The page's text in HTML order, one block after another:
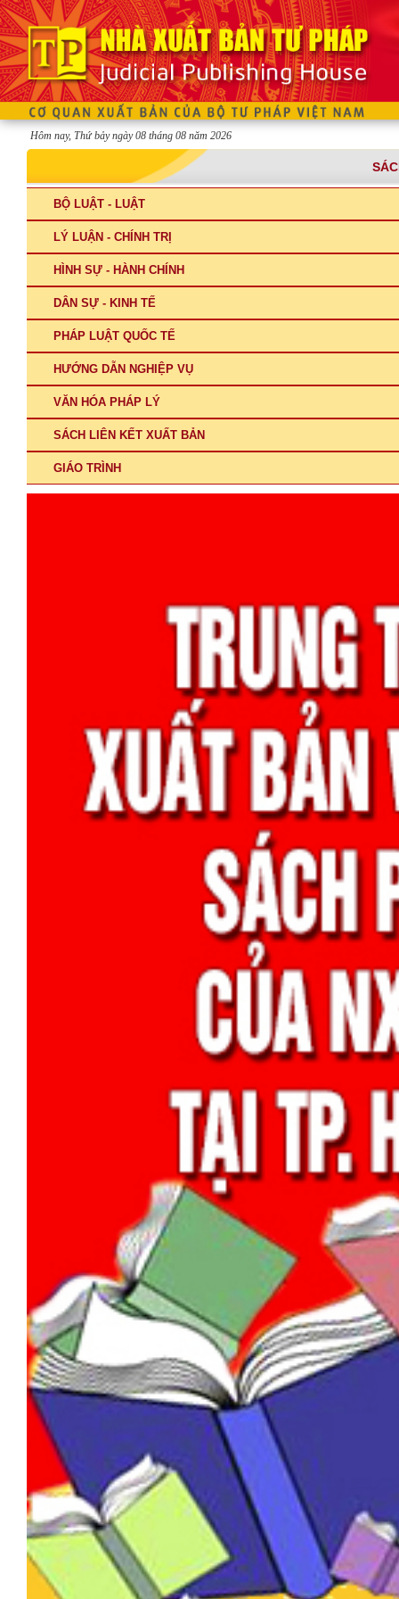
Hôm nay, Thứ bảy ngày 08 tháng 08 năm 2026
BỘ LUẬT - LUẬT
LÝ LUẬN - CHÍNH TRỊ
HÌNH SỰ - HÀNH CHÍNH
DÂN SỰ - KINH TẾ
PHÁP LUẬT QUỐC TẾ
HƯỚNG DẪN NGHIỆP VỤ
VĂN HÓA PHÁP LÝ
SÁCH LIÊN KẾT XUẤT BẢN
GIÁO TRÌNH